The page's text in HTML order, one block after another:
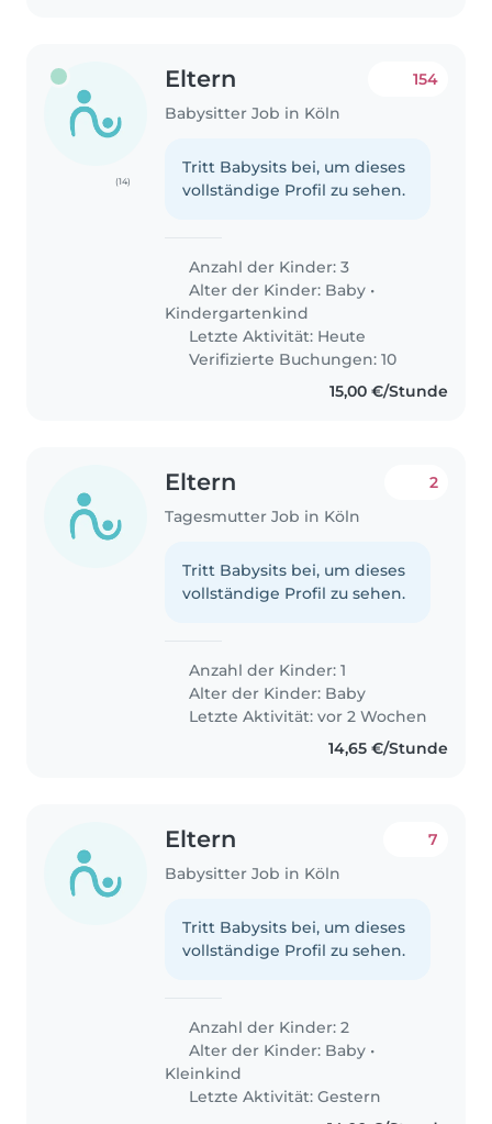
(14)
Eltern
Babysitter Job in Köln
154
Tritt Babysits bei, um dieses
vollständige Profil zu sehen.
Anzahl der Kinder: 3
Alter der Kinder: Baby •
Kindergartenkind
Letzte Aktivität: Heute
Verifizierte Buchungen: 10
15,00 €/Stunde
Eltern
Tagesmutter Job in Köln
2
Tritt Babysits bei, um dieses
vollständige Profil zu sehen.
Anzahl der Kinder: 1
Alter der Kinder: Baby
Letzte Aktivität: vor 2 Wochen
14,65 €/Stunde
Eltern
Babysitter Job in Köln
7
Tritt Babysits bei, um dieses
vollständige Profil zu sehen.
Anzahl der Kinder: 2
Alter der Kinder: Baby •
Kleinkind
Letzte Aktivität: Gestern